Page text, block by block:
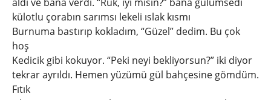
külotlu çorabın sarımsı lekeli ıslak kısmı
Burnuma bastırıp kokladım, “Güzel” dedim. Bu çok
hoş
Kedicik gibi kokuyor. “Peki neyi bekliyorsun?” iki diyor
tekrar ayrıldı. Hemen yüzümü gül bahçesine gömdüm.
Fıtık